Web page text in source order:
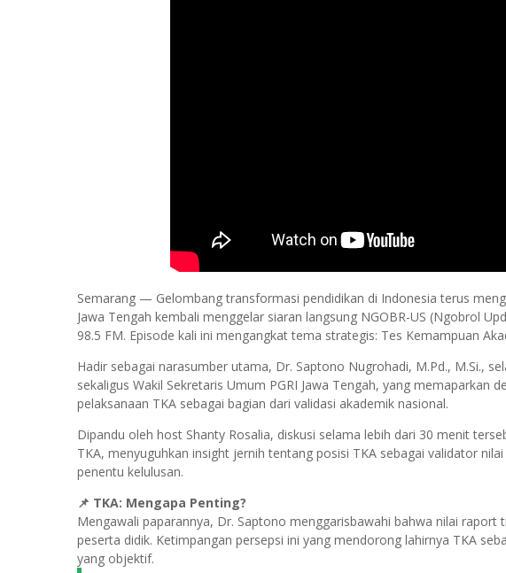
Semarang — Gelombang transformasi pendidikan di Indonesia terus
Jawa Tengah kembali menggelar siaran langsung NGOBR-US (Ngobrol
98.5 FM. Episode kali ini mengangkat tema strategis: Tes Kemampuan
Hadir sebagai narasumber utama, Dr. Saptono Nugrohadi, M.Pd., M.Si.,
sekaligus Wakil Sekretaris Umum PGRI Jawa Tengah, yang memaparkan
pelaksanaan TKA sebagai bagian dari validasi akademik nasional.
Dipandu oleh host Shanty Rosalia, diskusi selama lebih dari 30 menit
TKA, menyuguhkan insight jernih tentang posisi TKA sebagai validator
penentu kelulusan.
📌 TKA: Mengapa Penting?
Mengawali paparannya, Dr. Saptono menggarisbawahi bahwa nilai raport
peserta didik. Ketimpangan persepsi ini yang mendorong lahirnya TKA
yang objektif.